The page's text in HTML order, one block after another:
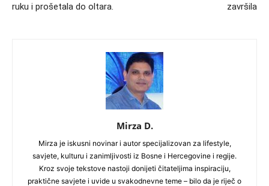
ruku i prošetala do oltara.
završila
Mirza D.
Mirza je iskusni novinar i autor specijalizovan za lifestyle,
savjete, kulturu i zanimljivosti iz Bosne i Hercegovine i regije.
Kroz svoje tekstove nastoji donijeti čitateljima inspiraciju,
praktične savjete i uvide u svakodnevne teme – bilo da je riječ o